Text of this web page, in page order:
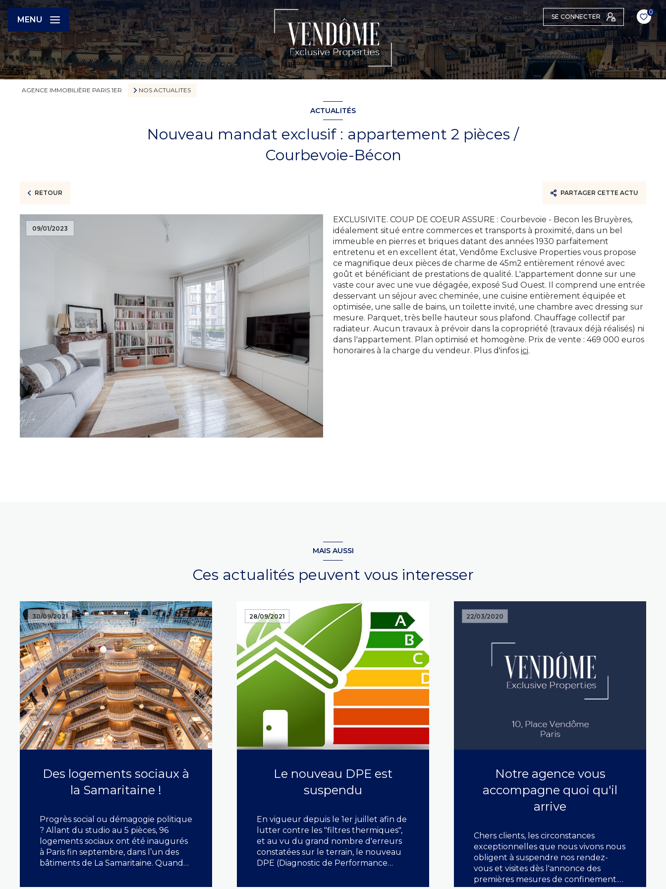
nullnull SE CONNECTER
0
MENU
AGENCE IMMOBILIÈRE PARIS 1ER NOS ACTUALITES
ACTUALITÉS
Nouveau mandat exclusif : appartement 2 pièces /
Courbevoie-Bécon
RETOUR PARTAGER CETTE ACTU
09/01/2023
EXCLUSIVITE. COUP DE COEUR ASSURE : Courbevoie - Becon les Bruyères,
idéalement situé entre commerces et transports à proximité, dans un bel
immeuble en pierres et briques datant des années 1930 parfaitement
entretenu et en excellent état, Vendôme Exclusive Properties vous propose
ce magnifique deux pièces de charme de 45m2 entièrement rénové avec
goût et bénéficiant de prestations de qualité. L'appartement donne sur une
vaste cour avec une vue dégagée, exposé Sud Ouest. Il comprend une entrée
desservant un séjour avec cheminée, une cuisine entièrement équipée et
optimisée, une salle de bains, un toilette invité, une chambre avec dressing sur
mesure. Parquet, très belle hauteur sous plafond. Chauffage collectif par
radiateur. Aucun travaux à prévoir dans la copropriété (travaux déjà réalisés) ni
dans l'appartement. Plan optimisé et homogène. Prix de vente : 469 000 euros
honoraires à la charge du vendeur. Plus d'infos ici.
MAIS AUSSI
Ces actualités peuvent vous interesser
30/09/2021
Des logements sociaux à
la Samaritaine !
Progrès social ou démagogie politique
? Allant du studio au 5 pièces, 96
logements sociaux ont été inaugurés
à Paris fin septembre, dans l’un des
bâtiments de La Samaritaine. Quand
LIRE CETTE ACTU
28/09/2021
Le nouveau DPE est
suspendu
En vigueur depuis le 1er juillet afin de
lutter contre les "filtres thermiques",
et au vu du grand nombre d'erreurs
constatées sur le terrain, le nouveau
DPE (Diagnostic de Performance
gouvernement jusqu'à sa prochaine
LIRE CETTE ACTU
22/03/2020
Notre agence vous
accompagne quoi qu'il
arrive
Chers clients, les circonstances
exceptionnelles que nous vivons nous
obligent à suspendre nos rendez-
vous et visites dès l'annonce des
premières mesures de confinement.